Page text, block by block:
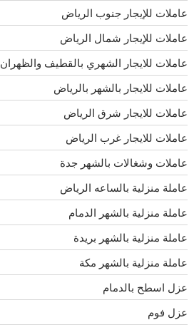
عاملات للإيجار جنوب الرياض
عاملات للإيجار شمال الرياض
عاملات للايجار الشهري بالقطيف والظهران
عاملات للايجار بالشهر بالرياض
عاملات للايجار شرق الرياض
عاملات للايجار غرب الرياض
عاملات وشغالات بالشهر جدة
عاملة منزلية بالساعه الرياض
عاملة منزلية بالشهر الدمام
عاملة منزلية بالشهر بريدة
عاملة منزلية بالشهر مكة
عزل اسطح بالدمام
عزل فوم